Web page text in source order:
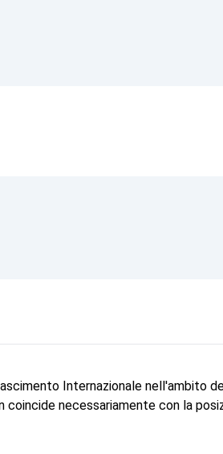
Internazionale nell'ambito
necessariamente con la